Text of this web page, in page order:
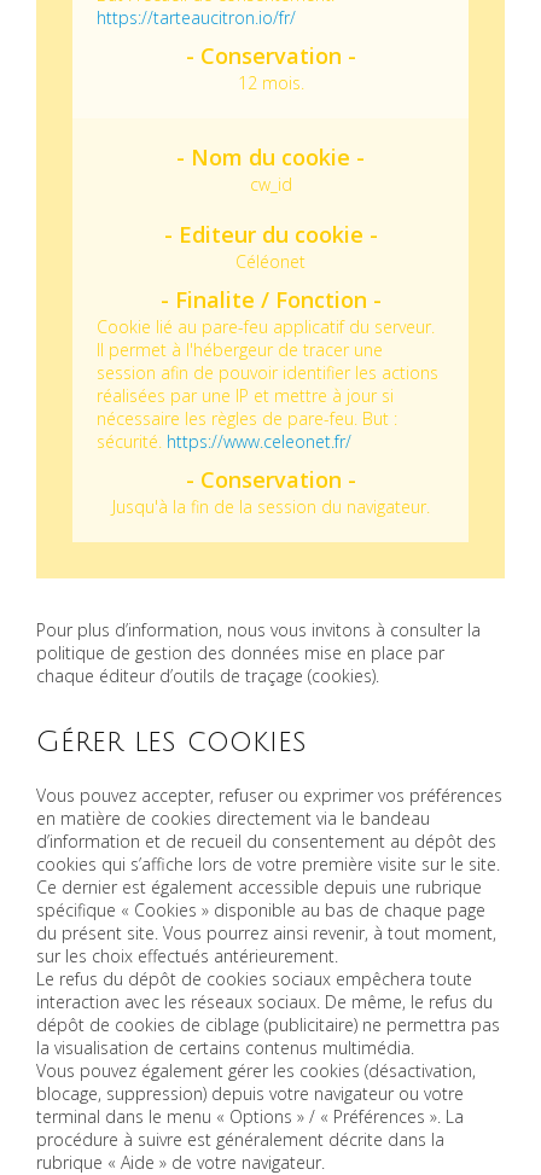
https://tarteaucitron.io/fr/
12 mois.
cw_id
Céléonet
Cookie lié au pare-feu applicatif du serveur.
Il permet à l'hébergeur de tracer une
session afin de pouvoir identifier les actions
réalisées par une IP et mettre à jour si
nécessaire les règles de pare-feu. But :
sécurité. https://www.celeonet.fr/
Jusqu'à la fin de la session du navigateur.
Pour plus d’information, nous vous invitons à consulter la
politique de gestion des données mise en place par
chaque éditeur d’outils de traçage (cookies).
Gérer les cookies
Vous pouvez accepter, refuser ou exprimer vos préférences
en matière de cookies directement via le bandeau
d’information et de recueil du consentement au dépôt des
cookies qui s’affiche lors de votre première visite sur le site.
Ce dernier est également accessible depuis une rubrique
spécifique « Cookies » disponible au bas de chaque page
du présent site. Vous pourrez ainsi revenir, à tout moment,
sur les choix effectués antérieurement.
Le refus du dépôt de cookies sociaux empêchera toute
interaction avec les réseaux sociaux. De même, le refus du
dépôt de cookies de ciblage (publicitaire) ne permettra pas
la visualisation de certains contenus multimédia.
Vous pouvez également gérer les cookies (désactivation,
blocage, suppression) depuis votre navigateur ou votre
terminal dans le menu « Options » / « Préférences ». La
procédure à suivre est généralement décrite dans la
rubrique « Aide » de votre navigateur.